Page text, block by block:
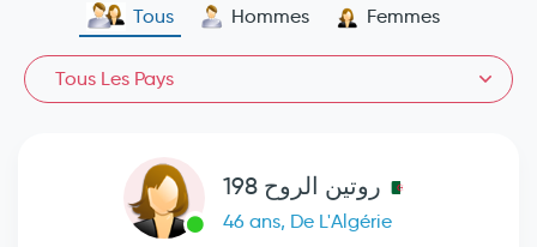
Tous Hommes Femmes
Tous Les Pays
روتين الروح 198
46 ans, De L'Algérie